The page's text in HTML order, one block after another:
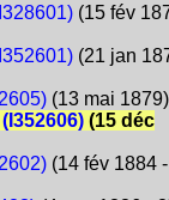
(15 fév
(21 jan
(13 mai 1879)
(15 déc
(14 fév 1884